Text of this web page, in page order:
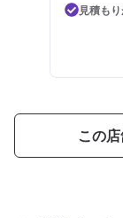
見積も
この